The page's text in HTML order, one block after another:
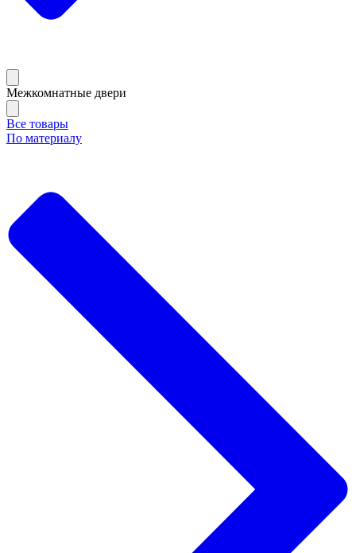
Межкомнатные двери
Все товары
По материалу